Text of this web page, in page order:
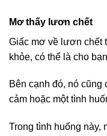
Mơ thấy lươn chết
Giấc mơ về lươn chết
khỏe, có thể là cho
Bên cạnh đó, nó cũng
cảm hoặc một tình
Trong tình huống này,